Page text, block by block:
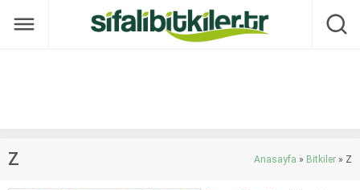
Z Anasayfa » Bitkiler » Z